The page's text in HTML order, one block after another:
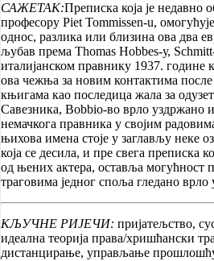
САЖЕТАК:Преписка која је недавно
професору Piet Tommissen-u,
однос, разлика или близина ова два
љубав према Thomas Hobbes-у,
италијанском правнику 1937. године
ова чежња за новим контактима
књигама као последица жала за
Савезника, Bobbio-во врло уздржано
немачкога правника у својим
њихова имена стоје у заглављу неке
која се десила, и пре свега преписка
од њених актера, оставља
траговима једног споља гледано врло
КЉУЧНЕ РИЈЕЧИ: пријатељство,
идеална теорија права/хришћански
дистанцирање, управљање